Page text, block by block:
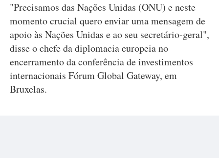
"Precisamos das Nações Unidas (ONU) e neste
momento crucial quero enviar uma mensagem de
apoio às Nações Unidas e ao seu secretário-geral",
disse o chefe da diplomacia europeia no
encerramento da conferência de investimentos
internacionais Fórum Global Gateway, em
Bruxelas.